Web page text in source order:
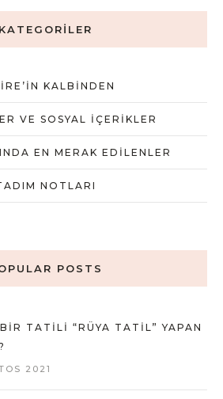
KATEGORILER
KALBINDEN
VE SOSYAL İÇERIKLER
EN MERAK EDILENLER
NOTLARI
POSTS
TATILI “RÜYA TATIL” YAPAN
2021